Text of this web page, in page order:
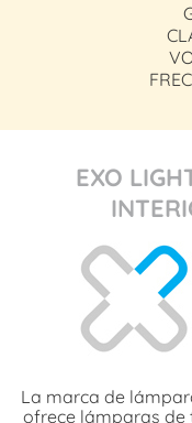
EXO
La marca de
ofrece lámparas de